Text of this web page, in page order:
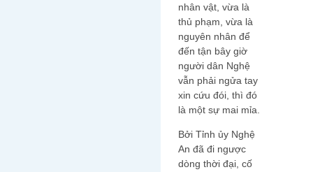
nhân vật, vừa là
thủ phạm, vừa là
nguyên nhân để
đến tận bây giờ
người dân Nghệ
vẫn phải ngửa tay
xin cứu đói, thì đó
là một sự mai mỉa.
Bởi Tỉnh ủy Nghệ
An đã đi ngược
dòng thời đại, cố